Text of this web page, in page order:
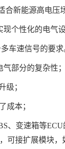
新能源高电压
个性化的电气设
车速信号的要求
部分的复杂性；
级；
成本；
、变速箱等
可接扩展模块，